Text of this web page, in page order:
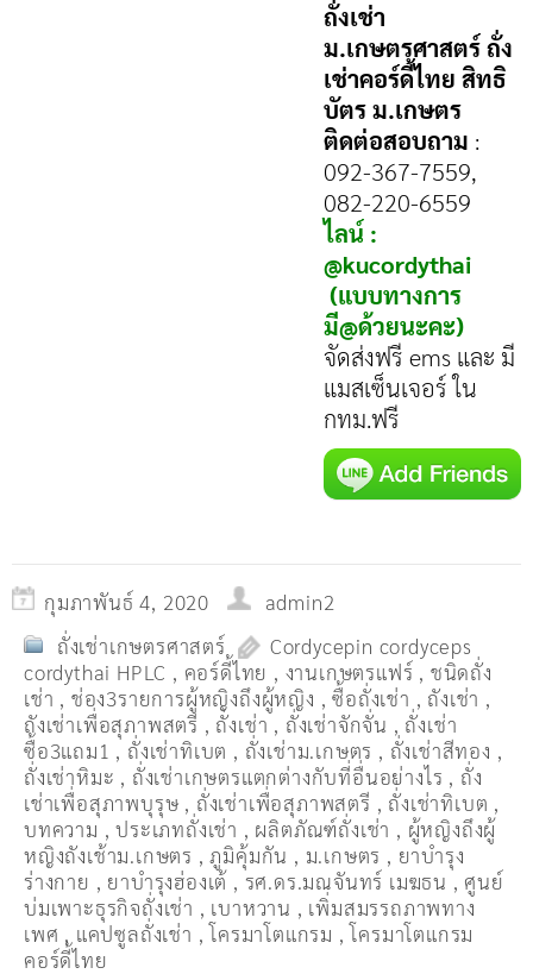
ถั่งเช่า
ม.เกษตรศาสตร์ ถั่ง
เช่าคอร์ดี้ไทย สิทธิ
บัตร ม.เกษตร
ติดต่อสอบถาม :
092-367-7559,
082-220-6559
ไลน์ :
@kucordythai
(แบบทางการ
มี@ด้วยนะคะ)
จัดส่งฟรี ems และ มี
แมสเซ็นเจอร์ ใน
กทม.ฟรี
กุมภาพันธ์ 4, 2020
admin2
ถั่งเช่าเกษตรศาสตร์
Cordycepin cordyceps
cordythai HPLC , คอร์ดี้ไทย , งานเกษตรแฟร์ , ชนิดถั่ง
เช่า , ช่อง3รายการผู้หญิงถึงผู้หญิง ,ซื้อถั่งเช่า , ถังเช่า ,
ถังเช่าเพื่อสุภาพสตรี , ถั่งเช่า , ถั่งเช่าจักจั่น , ถั่งเช่า
ซื้อ3แถม1 , ถั่งเช่าทิเบต , ถั่งเช่าม.เกษตร , ถั่งเช่าสีทอง ,
ถั่งเช่าหิมะ , ถั่งเช่าเกษตรแตกต่างกับที่อื่นอย่างไร , ถั่ง
เช่าเพื่อสุภาพบุรุษ , ถั่งเช่าเพื่อสุภาพสตรี , ถั่่งเช่าทิเบต ,
บทความ ,ประเภทถั่งเช่า , ผลิตภัณฑ์ถั่งเช่า , ผู้หญิงถึงผู้
หญิงถังเช้าม.เกษตร ,ภูมิคุ้มกัน , ม.เกษตร , ยาบำรุง
ร่างกาย , ยาบำรุงฮ่องเต้ , รศ.ดร.มณจันทร์ เมฆธน , ศูนย์
บ่มเพาะธุรกิจถั่งเช่า , เบาหวาน , เพิ่มสมรรถภาพทาง
เพศ , แคปซูลถั่งเช่า ,โครมาโตแกรม ,โครมาโตแกรม
คอร์ดี้ไทย